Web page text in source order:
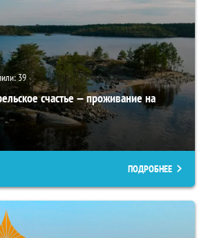
39
счастье — проживание на
ПОДРОБНЕЕ